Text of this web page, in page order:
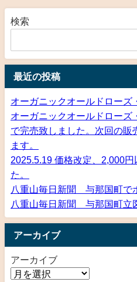
検索
最近の投稿
オーガニックオールドローズ
オーガニックオールドローズ
で完売致しました。次回の販
ます。
2025.5.19 価格改定、2,000
た。
八重山毎日新聞 与那国町で
八重山毎日新聞 与那国町立
アーカイブ
アーカイブ